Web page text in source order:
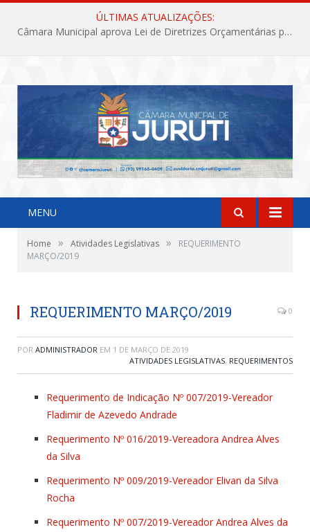
ÚLTIMAS ATUALIZAÇÕES:
Câmara Municipal aprova Lei de Diretrizes Orçamentárias para o exercício financeiro de 2027
MENU
Home » Atividades Legislativas »
REQUERIMENTO
MARÇO/2019
REQUERIMENTO MARÇO/2019 0
POR ADMINISTRADOR EM 1 DE MARÇO DE 2019
ATIVIDADES LEGISLATIVAS, REQUERIMENTOS
Requerimento de Indicação Nº 007/2019-Vereador
Fladimir de Azevedo Andrade
Requerimento Nº 016/2019-Vereadora Andrea Alves
da Silva
Requerimento Nº 009/2019-Vereador Elivan da Silva
Rocha
Requerimento Nº 007/2019-Vereador Andrea Alves da